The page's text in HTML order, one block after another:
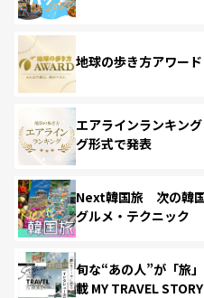
地球の歩き方アワー
エアラインランキン
グ形式で発表
Next韓国旅 次の韓国
グルメ・テクニック
旬な“あの人”が「旅
載 MY TRAVEL STORY